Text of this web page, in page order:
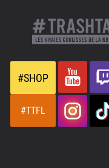
#SHOP
#TTFL